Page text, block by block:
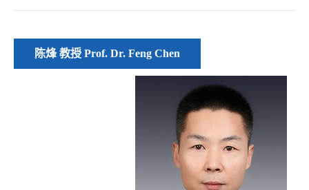
陈烽 教授 Prof. Dr. Feng Chen